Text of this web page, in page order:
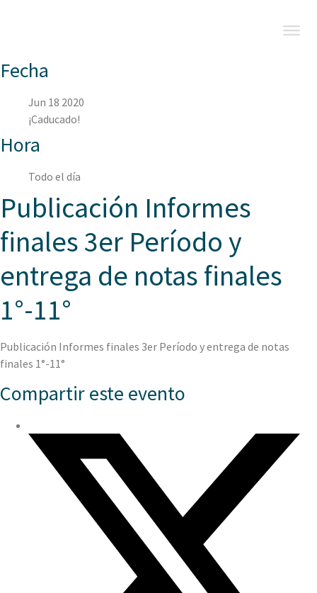
Fecha
Jun 18 2020
¡Caducado!
Hora
Todo el día
Publicación Informes
finales 3er Período y
entrega de notas finales
1°-11°
Publicación Informes finales 3er Período y entrega de notas
finales 1°-11°
Compartir este evento